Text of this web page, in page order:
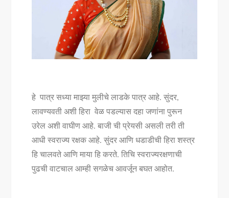
हे पात्र सध्या माझ्या मुलीचे लाडके पात्र आहे. सुंदर,
लावण्यवती अशी हिरा वेळ पडल्यास दहा जणांना पुरून
उरेल अशी वाघीण आहे. बाजी ची प्रेयसी असली तरी ती
आधी स्वराज्य रक्षक आहे. सुंदर आणि धडाडीची हिरा शस्त्र
हि चालवते आणि माया हि करते. तिचि स्वराज्यरक्षणाची
पुढची वाटचाल आम्ही सगळेच आवर्जून बघत आहोत.